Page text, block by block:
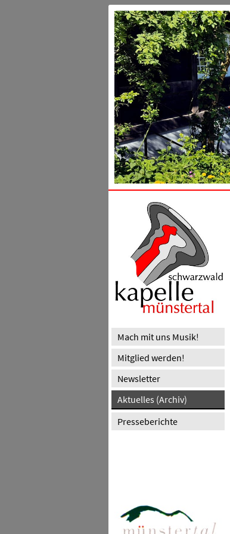
Mach mit uns Musik!
Mitglied werden!
Newsletter
Aktuelles (Archiv)
Presseberichte